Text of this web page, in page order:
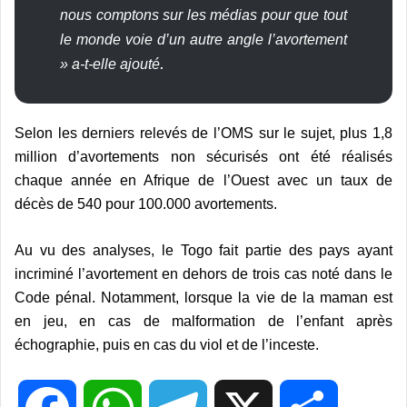
nous comptons sur les médias pour que tout
le monde voie d’un autre angle l’avortement
» a-t-elle ajouté.
Selon les derniers relevés de l’OMS sur le sujet, plus 1,8
million d’avortements non sécurisés ont été réalisés
chaque année en Afrique de l’Ouest avec un taux de
décès de 540 pour 100.000 avortements.
Au vu des analyses, le Togo fait partie des pays ayant
incriminé l’avortement en dehors de trois cas noté dans le
Code pénal. Notamment, lorsque la vie de la maman est
en jeu, en cas de malformation de l’enfant après
échographie, puis en cas du viol et de l’inceste.